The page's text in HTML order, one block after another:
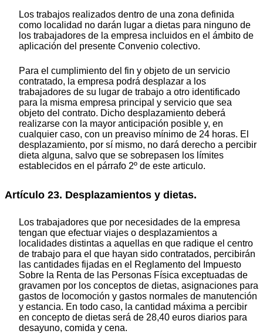
Los trabajos realizados dentro de una zona definida
como localidad no darán lugar a dietas para ninguno de
los trabajadores de la empresa incluidos en el ámbito de
aplicación del presente Convenio colectivo.
Para el cumplimiento del fin y objeto de un servicio
contratado, la empresa podrá desplazar a los
trabajadores de su lugar de trabajo a otro identificado
para la misma empresa principal y servicio que sea
objeto del contrato. Dicho desplazamiento deberá
realizarse con la mayor anticipación posible y, en
cualquier caso, con un preaviso mínimo de 24 horas. El
desplazamiento, por sí mismo, no dará derecho a percibir
dieta alguna, salvo que se sobrepasen los límites
establecidos en el párrafo 2º de este articulo.
Artículo 23. Desplazamientos y dietas.
Los trabajadores que por necesidades de la empresa
tengan que efectuar viajes o desplazamientos a
localidades distintas a aquellas en que radique el centro
de trabajo para el que hayan sido contratados, percibirán
las cantidades fijadas en el Reglamento del Impuesto
Sobre la Renta de las Personas Física exceptuadas de
gravamen por los conceptos de dietas, asignaciones para
gastos de locomoción y gastos normales de manutención
y estancia. En todo caso, la cantidad máxima a percibir
en concepto de dietas será de 28,40 euros diarios para
desayuno, comida y cena.